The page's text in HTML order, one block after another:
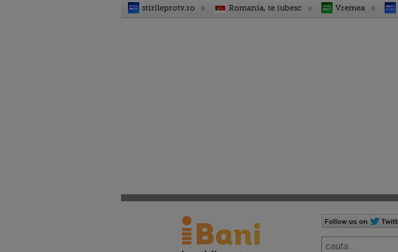
stirileprotv.ro Romania, te iubesc Vremea